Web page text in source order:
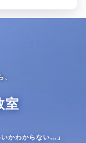
、
室
かわからない…」